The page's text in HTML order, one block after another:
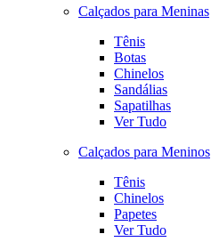
Calçados para Meninas
Tênis
Botas
Chinelos
Sandálias
Sapatilhas
Ver Tudo
Calçados para Meninos
Tênis
Chinelos
Papetes
Ver Tudo